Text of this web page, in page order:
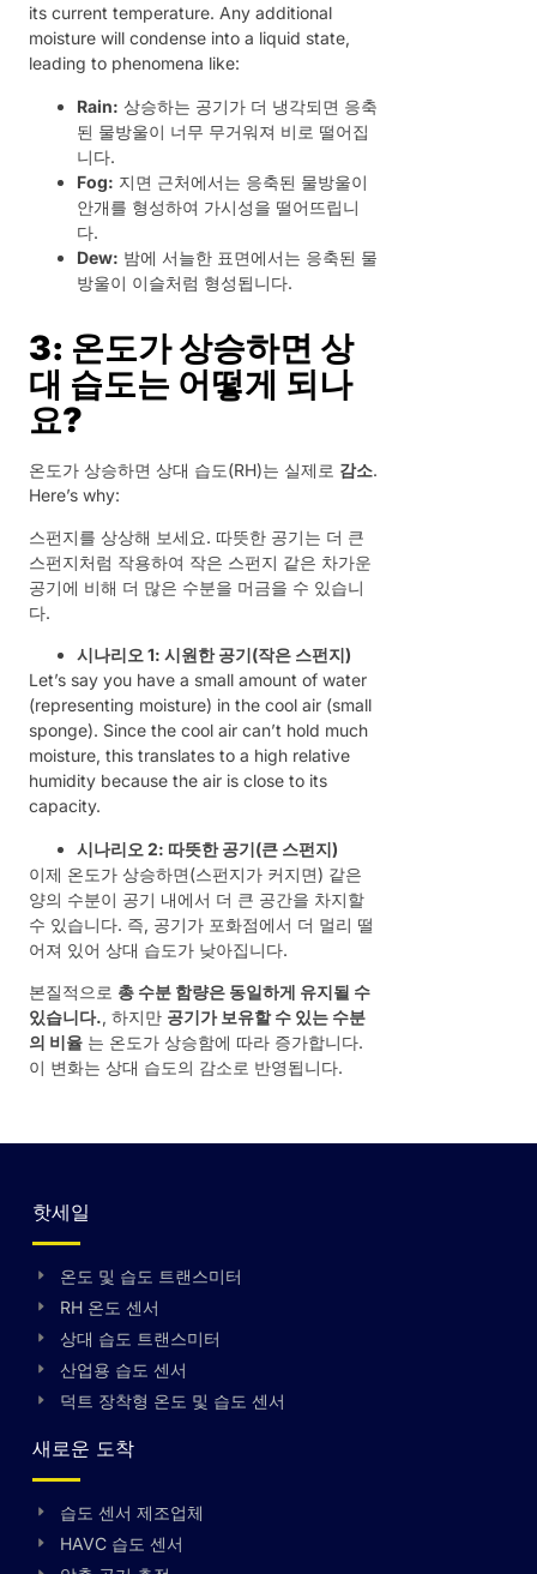
its current temperature. Any additional
moisture will condense into a liquid state,
leading to phenomena like:
Rain: 상승하는 공기가 더 냉각되면 응축
된 물방울이 너무 무거워져 비로 떨어집
니다.
Fog: 지면 근처에서는 응축된 물방울이
안개를 형성하여 가시성을 떨어뜨립니
다.
Dew: 밤에 서늘한 표면에서는 응축된 물
방울이 이슬처럼 형성됩니다.
3: 온도가 상승하면 상
대 습도는 어떻게 되나
요?
온도가 상승하면 상대 습도(RH)는 실제로 감소.
Here’s why:
스펀지를 상상해 보세요. 따뜻한 공기는 더 큰
스펀지처럼 작용하여 작은 스펀지 같은 차가운
공기에 비해 더 많은 수분을 머금을 수 있습니
다.
시나리오 1: 시원한 공기(작은 스펀지)
Let’s say you have a small amount of water
(representing moisture) in the cool air (small
sponge). Since the cool air can’t hold much
moisture, this translates to a high relative
humidity because the air is close to its
capacity.
시나리오 2: 따뜻한 공기(큰 스펀지)
이제 온도가 상승하면(스펀지가 커지면) 같은
양의 수분이 공기 내에서 더 큰 공간을 차지할
수 있습니다. 즉, 공기가 포화점에서 더 멀리 떨
어져 있어 상대 습도가 낮아집니다.
본질적으로 총 수분 함량은 동일하게 유지될 수
있습니다., 하지만 공기가 보유할 수 있는 수분
의 비율 는 온도가 상승함에 따라 증가합니다.
이 변화는 상대 습도의 감소로 반영됩니다.
핫세일
온도 및 습도 트랜스미터
RH 온도 센서
상대 습도 트랜스미터
산업용 습도 센서
덕트 장착형 온도 및 습도 센서
새로운 도착
습도 센서 제조업체
HAVC 습도 센서